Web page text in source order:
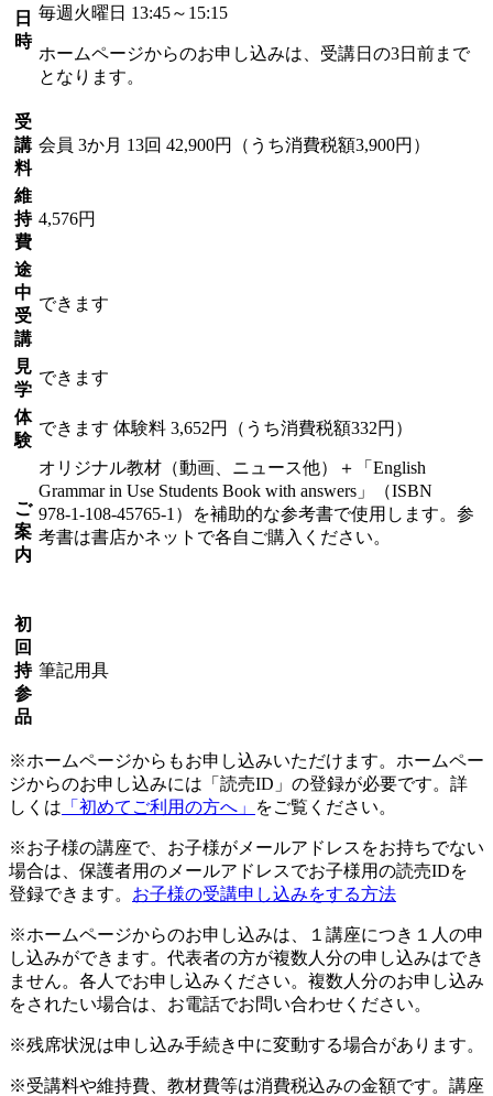
日
時
毎週火曜日 13:45～15:15
ホームページからのお申し込みは、受講日の3日前まで
となります。
受
講
料
会員 3か月 13回 42,900円（うち消費税額3,900円）
維
持
費
4,576円
途
中
受
講
できます
見
学
できます
体
験
できます 体験料 3,652円（うち消費税額332円）
ご
案
内
オリジナル教材（動画、ニュース他）＋「English
Grammar in Use Students Book with answers」（ISBN
978-1-108-45765-1）を補助的な参考書で使用します。参
考書は書店かネットで各自ご購入ください。
初
回
持
参
品
筆記用具
※ホームページからもお申し込みいただけます。ホームペー
ジからのお申し込みには「読売ID」の登録が必要です。詳
しくは 「初めてご利用の方へ」 をご覧ください。
※お子様の講座で、お子様がメールアドレスをお持ちでない
場合は、保護者用のメールアドレスでお子様用の読売IDを
登録できます。 お子様の受講申し込みをする方法
※ホームページからのお申し込みは、１講座につき１人の申
し込みができます。代表者の方が複数人分の申し込みはでき
ません。各人でお申し込みください。複数人分のお申し込み
をされたい場合は、お電話でお問い合わせください。
※残席状況は申し込み手続き中に変動する場合があります。
※受講料や維持費、教材費等は消費税込みの金額です。講座